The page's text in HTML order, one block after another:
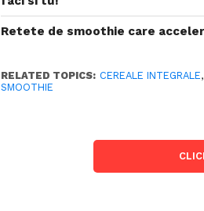
Retete de smoothie care
RELATED TOPICS: CEREALE INTEGRALE,
SMOOTHIE